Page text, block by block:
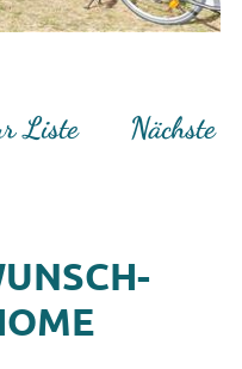
Nächste
Liste